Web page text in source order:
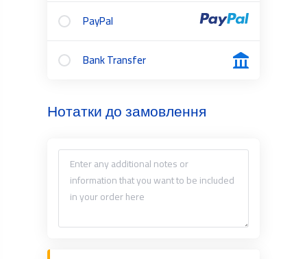
PayPal
Bank Transfer
Нотатки до замовлення